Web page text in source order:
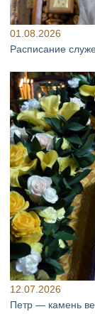
01.08.2026
Расписание
12.07.2026
Петр — камень